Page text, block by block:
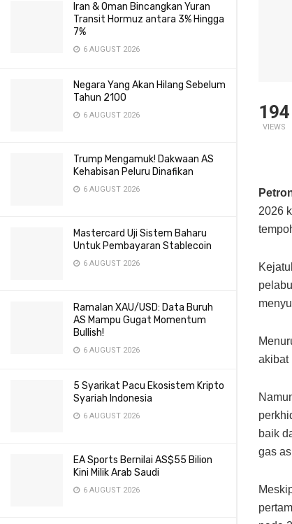
Iran & Oman Bincangkan Yuran
Transit Hormuz antara 3% Hingga
7%
6 AUGUST 2026
Negara Yang Akan Hilang Sebelum
Tahun 2100
6 AUGUST 2026
Trump Mengamuk! Dakwaan AS
Kehabisan Peluru Dinafikan
6 AUGUST 2026
Mastercard Uji Sistem Baharu
Untuk Pembayaran Stablecoin
6 AUGUST 2026
Ramalan XAU/USD: Data Buruh
AS Mampu Gugat Momentum
Bullish!
6 AUGUST 2026
5 Syarikat Pacu Ekosistem Kripto
Syariah Indonesia
6 AUGUST 2026
EA Sports Bernilai AS$55 Bilion
Kini Milik Arab Saudi
6 AUGUST 2026
194
VIEWS
2026
akibat
baik
gas